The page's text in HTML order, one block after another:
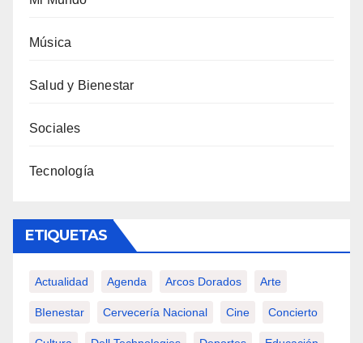
Música
Salud y Bienestar
Sociales
Tecnología
ETIQUETAS
Actualidad Agenda Arcos Dorados Arte
BIenestar Cervecería Nacional Cine Concierto